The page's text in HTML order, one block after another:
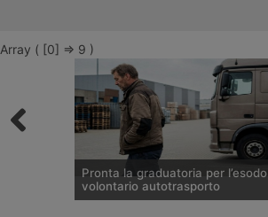
Array ( [0] => 9 )
Pronta la graduatoria per l’esodo
volontario autotrasporto